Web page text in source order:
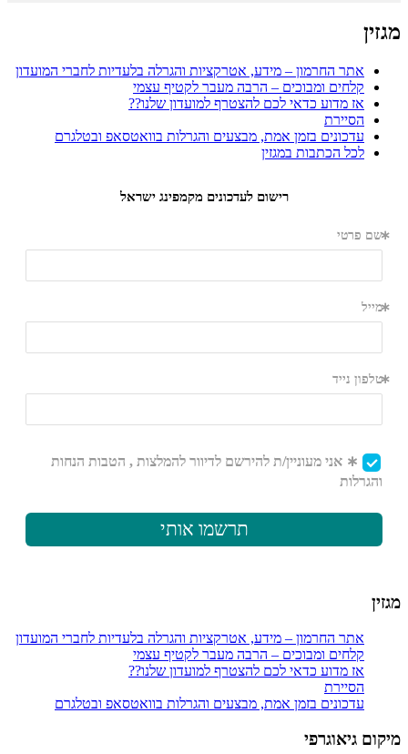
מגזין
אתר החרמון – מידע, אטרקציות והגרלה בלעדיות לחברי המועדון
קלחים ומבוכים – הרבה מעבר לקטיף עצמי
אז מדוע כדאי לכם להצטרף למועדון שלנו??
הסיירת
עדכונים בזמן אמת, מבצעים והגרלות בוואטסאפ ובטלגרם
לכל הכתבות במגזין
מגזין
אתר החרמון – מידע, אטרקציות והגרלה בלעדיות לחברי המועדון
קלחים ומבוכים – הרבה מעבר לקטיף עצמי
אז מדוע כדאי לכם להצטרף למועדון שלנו??
הסיירת
עדכונים בזמן אמת, מבצעים והגרלות בוואטסאפ ובטלגרם
מיקום גיאוגרפי